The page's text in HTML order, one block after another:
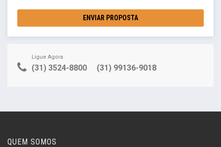
ENVIAR PROPOSTA
Ligue Agora
(31) 3524-8800 (31) 99136-9018
QUEM SOMOS